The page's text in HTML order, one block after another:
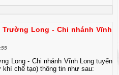
Long - Chi nhánh Vĩnh
Long - Chi nhánh Vĩnh Long tuyển
khí chế tạo) thông tin như sau: